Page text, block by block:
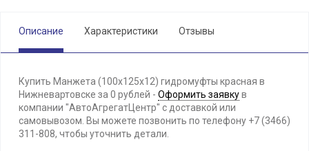
Описание Характеристики Отзывы
Купить Манжета (100х125х12) гидромуфты красная в
Нижневартовске за 0 рублей - Оформить заявкув
компании "АвтоАгрегатЦентр" с доставкой или
самовывозом. Вы можете позвонить по телефону +7 (3466)
311-808, чтобы уточнить детали.